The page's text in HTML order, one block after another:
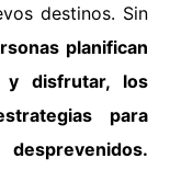
destinos. Sin
planifican
y disfrutar, los
para